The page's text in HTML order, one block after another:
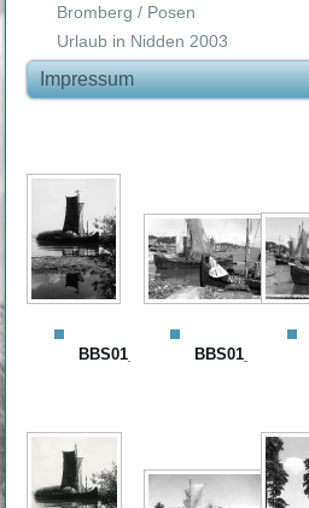
Bromberg / Posen
Urlaub in Nidden 2003
Impressum
BBS01_108_r BBS01_301_r